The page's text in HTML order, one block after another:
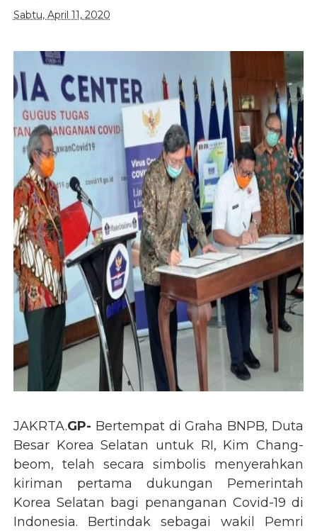
Sabtu, April 11, 2020
JAKRTA.GP- Bertempat di Graha BNPB, Duta
Besar Korea Selatan untuk RI, Kim Chang-
beom, telah secara simbolis menyerahkan
kiriman pertama dukungan Pemerintah
Korea Selatan bagi penanganan Covid-19 di
Indonesia. Bertindak sebagai wakil Pemri